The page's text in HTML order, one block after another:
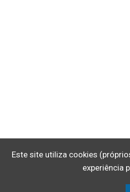
Este site utiliza cookies
experiência